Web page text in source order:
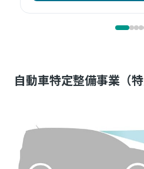
自動車特定整備事業（